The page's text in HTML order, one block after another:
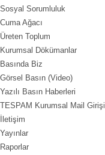
Sosyal Sorumluluk
Cuma Ağacı
Üreten Toplum
Kurumsal Dökümanlar
Basında Biz
Görsel Basın (Video)
Yazılı Basın Haberleri
TESPAM Kurumsal Mail Girişi
İletişim
Yayınlar
Raporlar